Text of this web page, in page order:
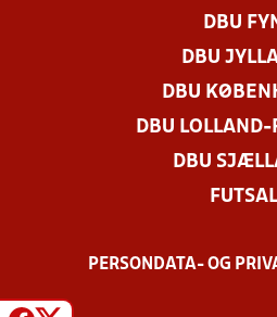
DBU
DBU
DBU
DBU LOLLAND-
DBU
FUTSAL
PERSONDATA- OG